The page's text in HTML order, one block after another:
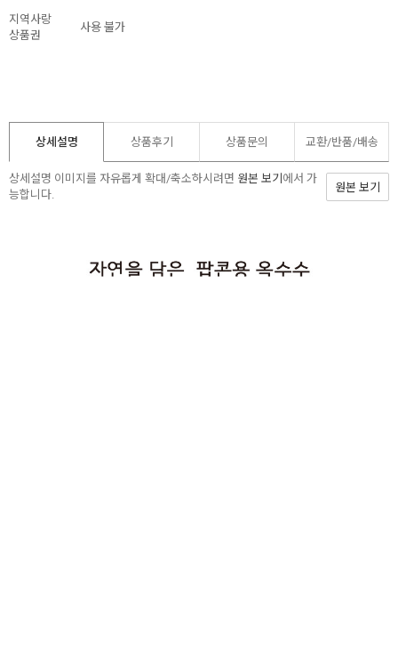
지역사랑
상품권
사용 불가
상세설명 상품후기 상품문의 교환/반품/배송
상세설명 이미지를 자유롭게 확대/축소하시려면 원본 보기 에서 가
능합니다.
원본 보기